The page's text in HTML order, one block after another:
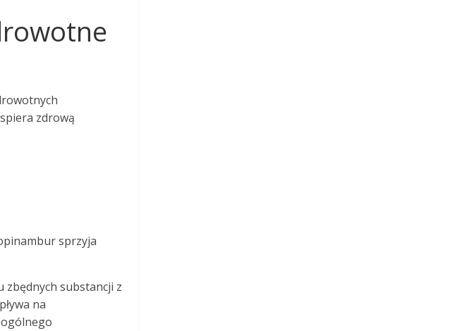
zdrową
sprzyja
zbędnych substancji z
na